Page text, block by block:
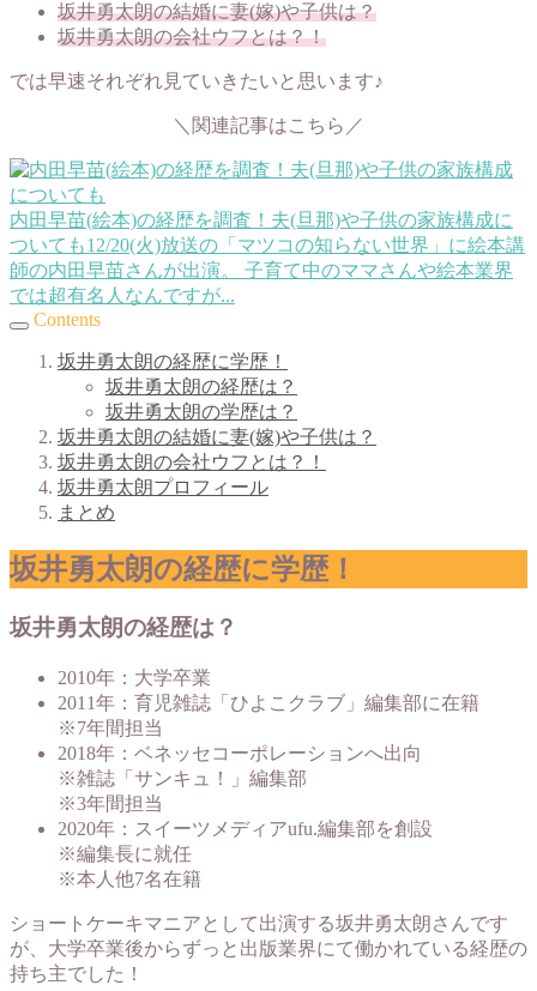
坂井勇太朗の結婚に妻(嫁)や子供は？
坂井勇太朗の会社ウフとは？！
では早速それぞれ見ていきたいと思います♪
＼関連記事はこちら／
内田早苗(絵本)の経歴を調査！夫(旦那)や子供の家族構成に
ついても12/20(火)放送の「マツコの知らない世界」に絵本講
師の内田早苗さんが出演。 子育て中のママさんや絵本業界
では超有名人なんですが...
Contents
坂井勇太朗の経歴に学歴！
坂井勇太朗の経歴は？
坂井勇太朗の学歴は？
坂井勇太朗の結婚に妻(嫁)や子供は？
坂井勇太朗の会社ウフとは？！
坂井勇太朗プロフィール
まとめ
坂井勇太朗の経歴に学歴！
坂井勇太朗の経歴は？
2010年：大学卒業
2011年：育児雑誌「ひよこクラブ」編集部に在籍
※7年間担当
2018年：ベネッセコーポレーションへ出向
※雑誌「サンキュ！」編集部
※3年間担当
2020年：スイーツメディアufu.編集部を創設
※編集長に就任
※本人他7名在籍
ショートケーキマニアとして出演する坂井勇太朗さんです
が、大学卒業後からずっと出版業界にて働かれている経歴の
持ち主でした！